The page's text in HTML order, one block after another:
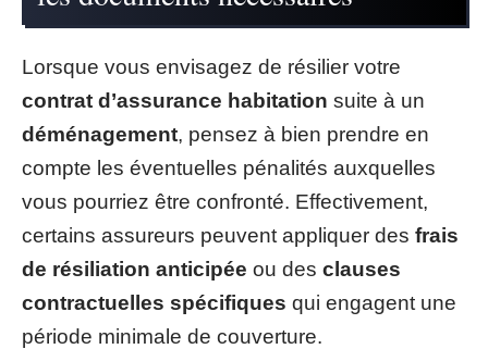
Lorsque vous envisagez de résilier votre
contrat d’assurance habitation suite à un
déménagement, pensez à bien prendre en
compte les éventuelles pénalités auxquelles
vous pourriez être confronté. Effectivement,
certains assureurs peuvent appliquer des frais
de résiliation anticipée ou des clauses
contractuelles spécifiques qui engagent une
période minimale de couverture.